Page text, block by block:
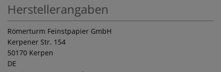
Herstellerangaben
Römerturm Feinstpapier GmbH
Kerpener Str. 154
50170 Kerpen
DE